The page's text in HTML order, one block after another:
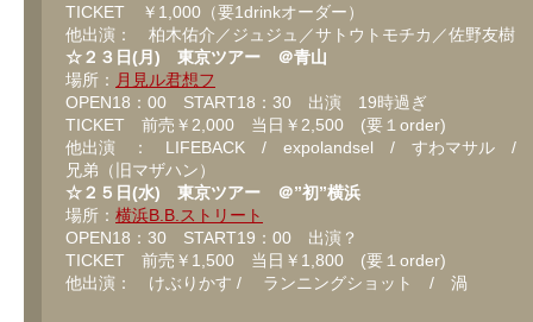
TICKET ￥1,000（要1drinkオーダー）
他出演： 柏木佑介／ジュジュ／サトウトモチカ／佐野友樹
☆２３日(月) 東京ツアー ＠青山
場所： 月見ル君想フ
OPEN18：00 START18：30 出演 19時過ぎ
TICKET 前売￥2,000 当日￥2,500 (要１order)
他出演 ： LIFEBACK / expolandsel / すわマサル /
兄弟（旧マザハン）
☆２５日(水) 東京ツアー ＠”初”横浜
場所： 横浜B.B.ストリート
OPEN18：30 START19：00 出演？
TICKET 前売￥1,500 当日￥1,800 (要１order)
他出演： けぶりかす / ランニングショット / 渦